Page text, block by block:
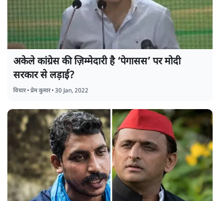
अकेले कांग्रेस की ज़िम्मेदारी है ‘पेगासस’ पर मोदी
सरकार से लड़ाई?
विचार•प्रेम कुमार•30 Jan, 2022